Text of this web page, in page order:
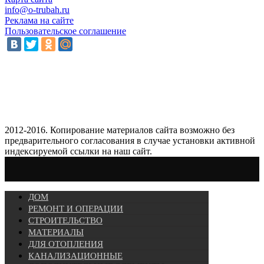
info@o-trubah.ru
Реклама на сайте
Пользовательское соглашение
2012-2016. Копирование материалов сайта возможно без
предварительного согласования в случае установки активной
индексируемой ссылки на наш сайт.
ДОМ
РЕМОНТ И ОПЕРАЦИИ
СТРОИТЕЛЬСТВО
МАТЕРИАЛЫ
ДЛЯ ОТОПЛЕНИЯ
КАНАЛИЗАЦИОННЫЕ